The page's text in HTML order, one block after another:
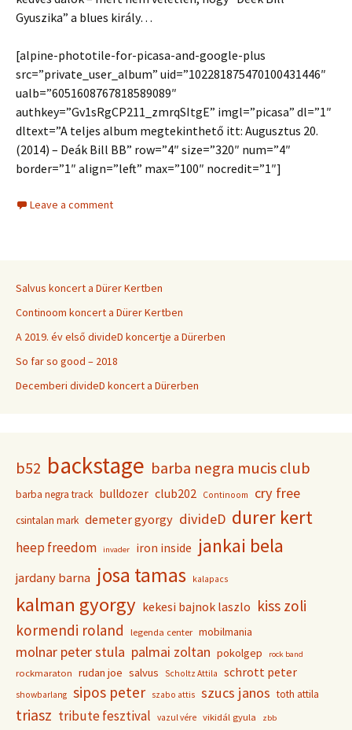
Gyuszika” a blues király…
[alpine-phototile-for-picasa-and-google-plus
src=”private_user_album” uid=”102281875470100431446″
ualb=”6051608767818589089″
authkey=”Gv1sRgCP211_zmrqSItgE” imgl=”picasa” dl=”1″
dltext=”A teljes album megtekinthető itt: Augusztus 20.
(2014) – Deák Bill BB” row=”4″ size=”320″ num=”4″
border=”1″ align=”left” max=”100″ nocredit=”1″]
Leave a comment
Salvus koncert a Dürer Kertben
Continoom koncert a Dürer Kertben
A 2019. év első divideD koncertje a Dürerben
So far so good – 2018
Decemberi divideD koncert a Dürerben
b52 backstage barba negra mucis club
barba negra track bulldozer club202 Continoom cry free
csintalan mark demeter gyorgy divideD durer kert
heep freedom invader iron inside jankai bela
jardany barna josa tamas kalapacs
kalman gyorgy kekesi bajnok laszlo kiss zoli
kormendi roland
legenda center mobilmania
molnar peter stula palmai zoltan pokolgep rock band
rockmaraton rudan joe salvus Scholtz Attila schrott peter
showbarlang sipos peter szabo attis szucs janos toth attila
triasz tribute fesztival vazul vére vikidál gyula zbb